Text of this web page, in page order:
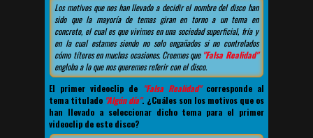
Los motivos que nos han llevado a decidir el nombre del disco han
sido que la mayoría de temas giran en torno a un tema en
concreto, el cual es que vivimos en una sociedad superficial, fría y
en la cual estamos siendo no solo engañados si no controlados
cómo títeres en muchas ocasiones. Creemos que "Falsa Realidad"
engloba a lo que nos queremos referir con el disco.
El primer videoclip de "Falsa Realidad"corresponde al
tema titulado "Algún día". ¿Cuáles son los motivos que os
han llevado a seleccionar dicho tema para el primer
videoclip de este disco?